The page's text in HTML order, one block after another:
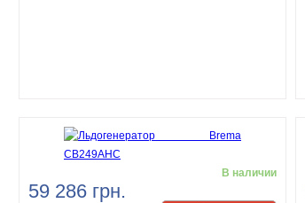
59 286 грн.
В наличии